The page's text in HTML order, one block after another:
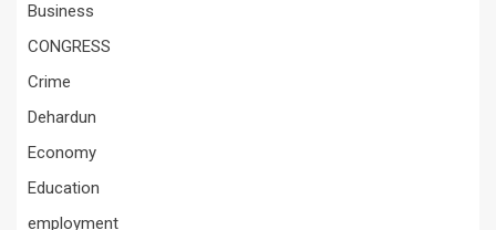
Business
CONGRESS
Crime
Dehardun
Economy
Education
employment